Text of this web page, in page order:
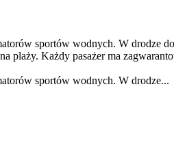
sportów wodnych. W drodze
Każdy pasażer ma
sportów wodnych. W drodze...